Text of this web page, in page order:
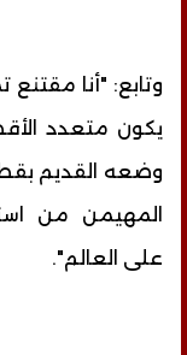
وتابع: "أنا مقتنع
يكون متعدد
وضعه القديم
المهيمن من
على العالم".